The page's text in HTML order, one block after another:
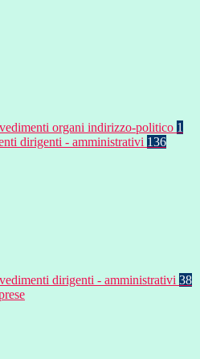
organi indirizzo-politico 1
dirigenti - amministrativi 136
dirigenti - amministrativi 38